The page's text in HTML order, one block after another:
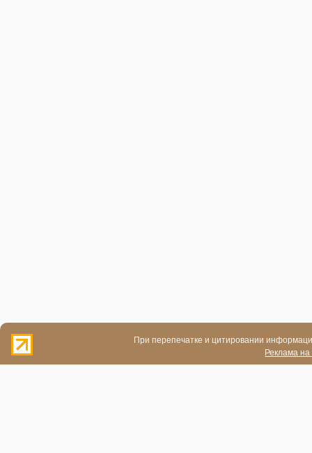
При перепечатке и цитировании
Реклама на